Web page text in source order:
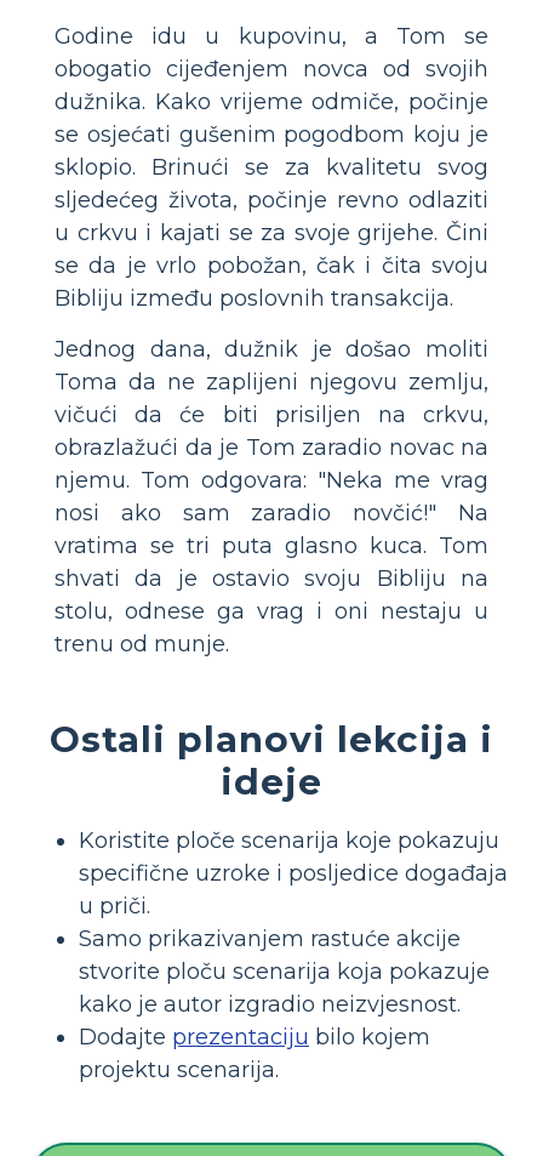
Godine idu u kupovinu, a Tom se
obogatio cijeđenjem novca od svojih
dužnika. Kako vrijeme odmiče, počinje
se osjećati gušenim pogodbom koju je
sklopio. Brinući se za kvalitetu svog
sljedećeg života, počinje revno odlaziti
u crkvu i kajati se za svoje grijehe. Čini
se da je vrlo pobožan, čak i čita svoju
Bibliju između poslovnih transakcija.
Jednog dana, dužnik je došao moliti
Toma da ne zaplijeni njegovu zemlju,
vičući da će biti prisiljen na crkvu,
obrazlažući da je Tom zaradio novac na
njemu. Tom odgovara: "Neka me vrag
nosi ako sam zaradio novčić!" Na
vratima se tri puta glasno kuca. Tom
shvati da je ostavio svoju Bibliju na
stolu, odnese ga vrag i oni nestaju u
trenu od munje.
Ostali planovi lekcija i
ideje
Koristite ploče scenarija koje pokazuju
specifične uzroke i posljedice događaja
u priči.
Samo prikazivanjem rastuće akcije
stvorite ploču scenarija koja pokazuje
kako je autor izgradio neizvjesnost.
Dodajte prezentaciju bilo kojem
projektu scenarija.